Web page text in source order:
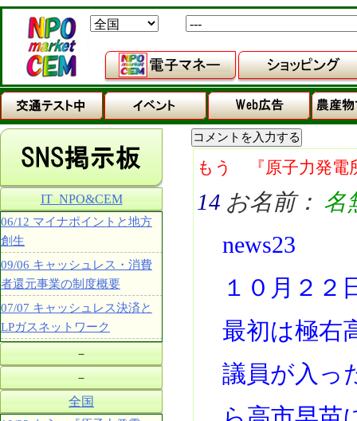
もう 『原子力発電
14 お名前： 名
news23
１０月２２
最初は極右
議員が入っ
IT_NPO&CEM
06/12 マイナポイントと地方
創生
09/06 キャッシュレス・消費
者還元事業の制度概要
07/07 キャッシュレス決済と
LPガスネットワーク
－
－
全国